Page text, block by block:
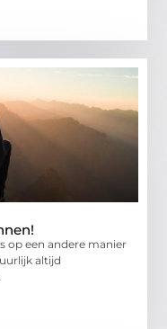
op een andere manier
altijd